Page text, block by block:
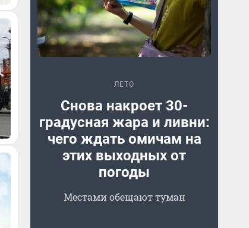
ЛЕТО
Снова накроет 30-
градусная жара и ливни:
чего ждать омичам на
этих выходных от
погоды
Местами обещают туман